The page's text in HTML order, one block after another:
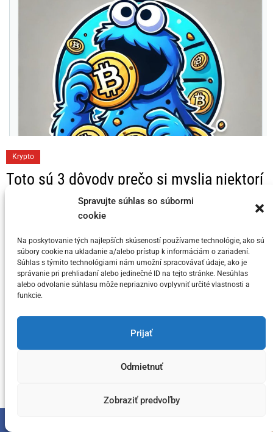
Spravujte súhlas so súbormi
cookie
Na poskytovanie tých najlepších skúseností používame technológie, ako sú
súbory cookie na ukladanie a/alebo prístup k informáciám o zariadení.
Súhlas s týmito technológiami nám umožní spracovávať údaje, ako je
správanie pri prehliadaní alebo jedinečné ID na tejto stránke. Nesúhlas
alebo odvolanie súhlasu môže nepriaznivo ovplyvniť určité vlastnosti a
funkcie.
Prijať
Odmietnuť
Zobraziť predvoľby
a
Krypto
Toto sú 3 dôvody prečo si myslia niektorí
KRYPTO Analytici, že Bitcoin dosahuje
svoj vrchol v tomto cykle
Posted on5. júla 2024 bymeny.sk